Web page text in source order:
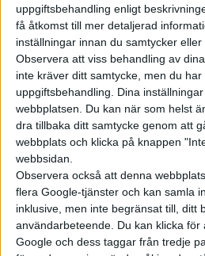
uppgiftsbehandling enligt
få åtkomst till mer detaljerad
inställningar innan du samtycker eller
Observera att viss behandling av
inte kräver ditt samtycke, men du
uppgiftsbehandling. Dina
webbplatsen. Du kan när som helst
dra tillbaka ditt samtycke genom att
webbplats och klicka på knappen
webbsidan.
Observera också att denna
flera Google-tjänster och kan samla
inklusive, men inte begränsat till, ditt
användarbeteende. Du kan klicka för
Google och dess taggar från tredje
konverteringsfirman Lu...
Rolls Royce
åring
hyllas med
lyxig
2023 tog anrika Rolls
klivet in elbilsvärlden med
lanseringen av Spectre.
meter lång lyxlimpa med